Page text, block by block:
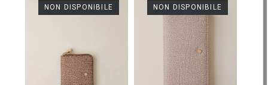
NON DISPONIBILE NON DISPONIBILE